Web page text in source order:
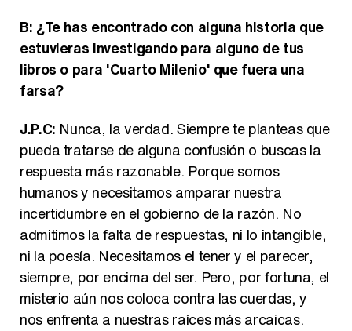
B: ¿Te has encontrado con alguna historia que
estuvieras investigando para alguno de tus
libros o para 'Cuarto Milenio' que fuera una
farsa?
J.P.C: Nunca, la verdad. Siempre te planteas que
pueda tratarse de alguna confusión o buscas la
respuesta más razonable. Porque somos
humanos y necesitamos amparar nuestra
incertidumbre en el gobierno de la razón. No
admitimos la falta de respuestas, ni lo intangible,
ni la poesía. Necesitamos el tener y el parecer,
siempre, por encima del ser. Pero, por fortuna, el
misterio aún nos coloca contra las cuerdas, y
nos enfrenta a nuestras raíces más arcaicas.